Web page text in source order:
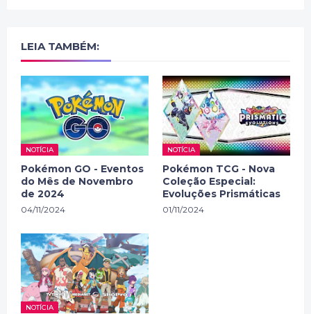
LEIA TAMBÉM:
NOTÍCIA
Pokémon GO - Eventos
do Mês de Novembro
de 2024
04/11/2024
NOTÍCIA
Pokémon TCG - Nova
Coleção Especial:
Evoluções Prismáticas
01/11/2024
NOTÍCIA